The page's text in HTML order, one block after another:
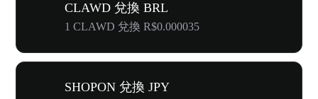
CLAWD 兌換 BRL
1 CLAWD 兌換 R$0.000035
SHOPON 兌換 JPY